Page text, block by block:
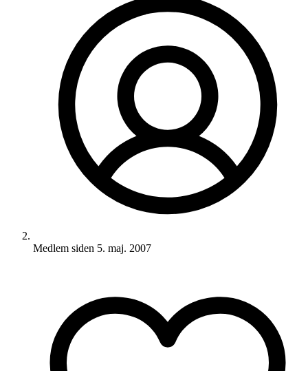
Medlem siden 5. maj. 2007